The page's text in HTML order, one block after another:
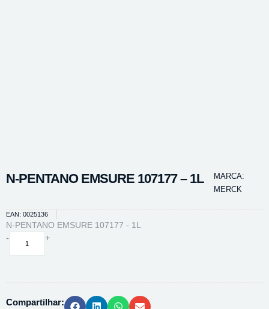
N-PENTANO EMSURE 107177 – 1L
MARCA:
MERCK
EAN: 0025136
N-PENTANO EMSURE 107177 - 1L
-
N-
1L
+
Compartilhar: